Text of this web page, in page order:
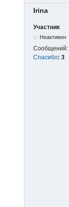
Irina
Участник
Неактивен
Сообщений:
Спасибо: 3